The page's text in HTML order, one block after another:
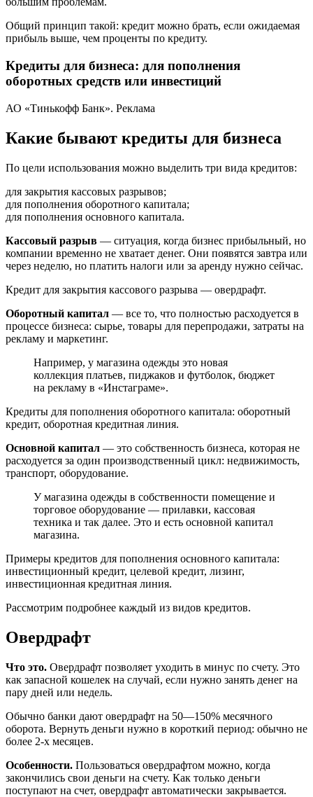
Общий принцип такой: кредит можно брать, если ожидаемая
прибыль выше, чем проценты по кредиту.
Кредиты для бизнеса: для пополнения
оборотных средств или инвестиций
АО «Тинькофф Банк». Реклама
Какие бывают кредиты для бизнеса
По цели использования можно выделить три вида кредитов:
для закрытия кассовых разрывов;
для пополнения оборотного капитала;
для пополнения основного капитала.
Кассовый разрыв — ситуация, когда бизнес прибыльный, но
компании временно не хватает денег. Они появятся завтра или
через неделю, но платить налоги или за аренду нужно сейчас.
Кредит для закрытия кассового разрыва — овердрафт.
Оборотный капитал — все то, что полностью расходуется в
процессе бизнеса: сырье, товары для перепродажи, затраты на
рекламу и маркетинг.
Например, у магазина одежды это новая
коллекция платьев, пиджаков и футболок, бюджет
на рекламу в «Инстаграме».
Кредиты для пополнения оборотного капитала: оборотный
кредит, оборотная кредитная линия.
Основной капитал — это собственность бизнеса, которая не
расходуется за один производственный цикл: недвижимость,
транспорт, оборудование.
У магазина одежды в собственности помещение и
торговое оборудование — прилавки, кассовая
техника и так далее. Это и есть основной капитал
магазина.
Примеры кредитов для пополнения основного капитала:
инвестиционный кредит, целевой кредит, лизинг,
инвестиционная кредитная линия.
Рассмотрим подробнее каждый из видов кредитов.
Овердрафт
Что это. Овердрафт позволяет уходить в минус по счету. Это
как запасной кошелек на случай, если нужно занять денег на
пару дней или недель.
Обычно банки дают овердрафт на 50—150% месячного
оборота. Вернуть деньги нужно в короткий период: обычно не
более 2-х месяцев.
Особенности. Пользоваться овердрафтом можно, когда
закончились свои деньги на счету. Как только деньги
поступают на счет, овердрафт автоматически закрывается.